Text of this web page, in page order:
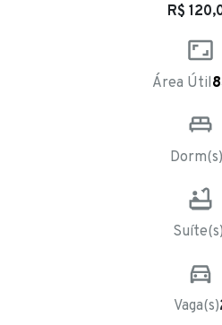
R$
Área Útil
Dorm(s)
Suíte(s)
Vaga(s)